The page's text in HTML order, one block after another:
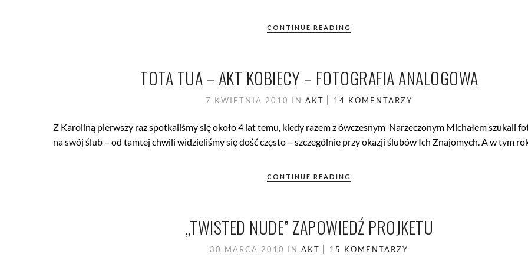
CONTINUE READING
TOTA TUA – AKT KOBIECY – FOTOGRAFIA ANALOGOWA
7 KWIETNIA 2010 INAKT 14 KOMENTARZY
Z Karoliną pierwszy raz spotkaliśmy się około 4 lat temu, kiedy razem z ówczesnym Narzeczonym Michałem szukali
na swój ślub – od tamtej chwili widzieliśmy się dość często – szczególnie przy okazji ślubów Ich Znajomych. A w tym
CONTINUE READING
„TWISTED NUDE” ZAPOWIEDŹ PROJKETU
30 MARCA 2010 INAKT 15 KOMENTARZY